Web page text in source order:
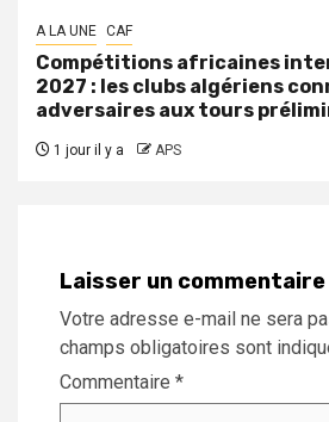
A LA UNE CAF
Compétitions africaines
2027 : les clubs algériens
adversaires aux tours
1 jour il y a APS
Laisser un commentaire
Votre adresse e-mail ne sera
champs obligatoires sont
Commentaire *